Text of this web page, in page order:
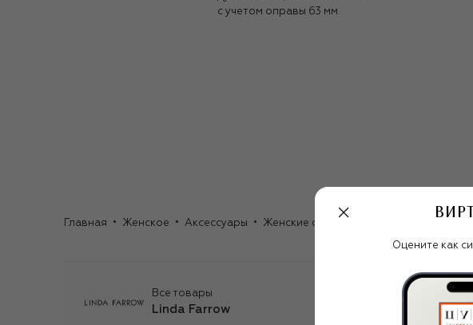
с учетом оправы 63 мм.
Главная Женское Аксессуары Женские очки
Все товары
Linda Farrow
Оцените как